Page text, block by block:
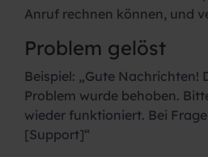
Anruf rechnen können, und
Problem gelöst
Beispiel: „Gute Nachrichten!
Problem wurde behoben.
wieder funktioniert. Bei
[Support]“